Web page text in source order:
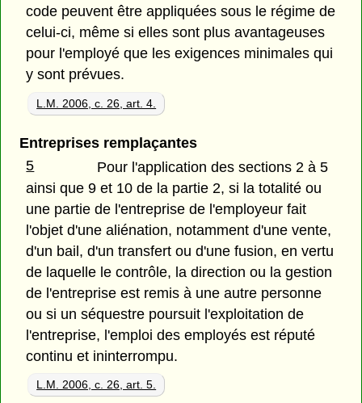
code peuvent être appliquées sous le régime de
celui-ci, même si elles sont plus avantageuses
pour l'employé que les exigences minimales qui
y sont prévues.
L.M. 2006, c. 26, art. 4.
Entreprises remplaçantes
5
Pour l'application des sections 2 à 5
ainsi que 9 et 10 de la partie 2, si la totalité ou
une partie de l'entreprise de l'employeur fait
l'objet d'une aliénation, notamment d'une vente,
d'un bail, d'un transfert ou d'une fusion, en vertu
de laquelle le contrôle, la direction ou la gestion
de l'entreprise est remis à une autre personne
ou si un séquestre poursuit l'exploitation de
l'entreprise, l'emploi des employés est réputé
continu et ininterrompu.
L.M. 2006, c. 26, art. 5.